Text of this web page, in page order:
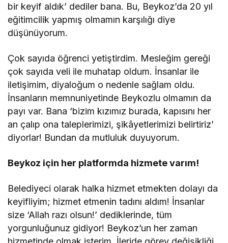
bir keyif aldık’ dediler bana. Bu, Beykoz’da 20 yıl
eğitimcilik yapmış olmamın karşılığı diye
düşünüyorum.
Çok sayıda öğrenci yetiştirdim. Mesleğim gereği
çok sayıda veli ile muhatap oldum. İnsanlar ile
iletişimim, diyaloğum o nedenle sağlam oldu.
İnsanların memnuniyetinde Beykozlu olmamın da
payı var. Bana ‘bizim kızımız burada, kapısını her
an çalıp ona taleplerimizi, şikâyetlerimizi belirtiriz’
diyorlar! Bundan da mutluluk duyuyorum.
Beykoz için her platformda hizmete varım!
Belediyeci olarak halka hizmet etmekten dolayı da
keyifliyim; hizmet etmenin tadını aldım! İnsanlar
size ‘Allah razı olsun!’ dediklerinde, tüm
yorgunluğunuz gidiyor! Beykoz’un her zaman